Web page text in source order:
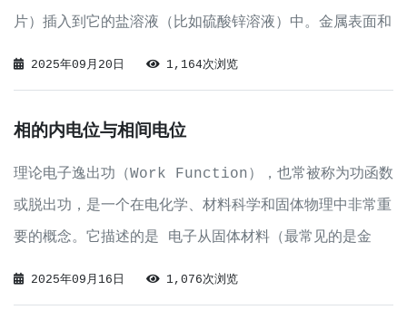
片）插入到它的盐溶液（比如硫酸锌溶液）中。金属表面和
溶液之间会发生化学反应，形成一层特殊的电荷层（我们称
之为“双电层”）。这个电荷层产生的电势差，就是这块金
属在该溶液中的绝对电极电位（图中表示为 φ
2025年09月20日 1,164次浏览
相的内电位与相间电位
理论电子逸出功（Work Function），也常被称为功函数
或脱出功，是一个在电化学、材料科学和固体物理中非常重
要的概念。它描述的是 电子从固体材料（最常见的是金
属）内部挣脱到其表面之外的真空中，所需要克服的最小能
量 。
2025年09月16日 1,076次浏览